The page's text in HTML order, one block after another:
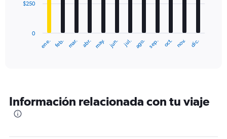
The
categories.
The
ene. feb. mar. abr. may. jun. jul. ago. sep. oct. nov. dic.
0
$250
Información relacionada con tu viaje